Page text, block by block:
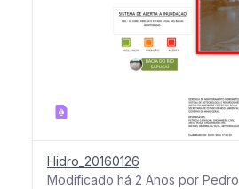
Hidro_20160126
Modificado há 2 Anos por Pedro